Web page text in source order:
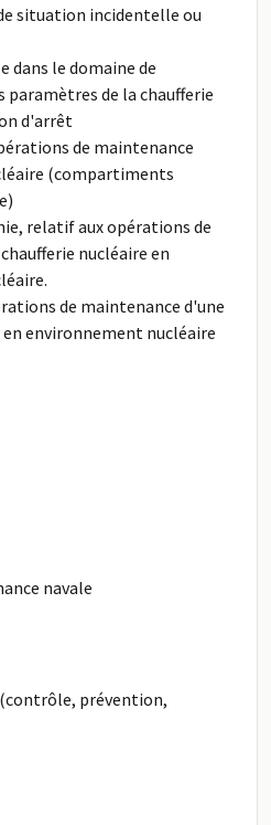
situation incidentelle ou
dans le domaine de
de la chaufferie
d'arrêt
de maintenance
(compartiments
relatif aux opérations de
nucléaire en
de maintenance d'une
environnement nucléaire
navale
prévention,